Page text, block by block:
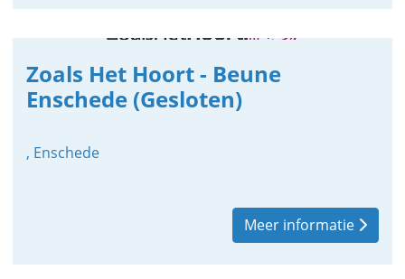
Zoals Het Hoort - Beune
Enschede (Gesloten)
, Enschede
Meer informatie